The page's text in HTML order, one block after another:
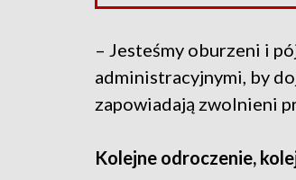
– Jesteśmy oburzeni i
administracyjnymi, by
zapowiadają zwolnieni
Kolejne odroczenie,